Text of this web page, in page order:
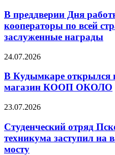
В преддверии Дня
кооператоры по всей
заслуженные награды
24.07.2026
В Кудымкаре открылся
магазин КООП ОКОЛО
23.07.2026
Студенческий отряд
техникума заступил на
мосту